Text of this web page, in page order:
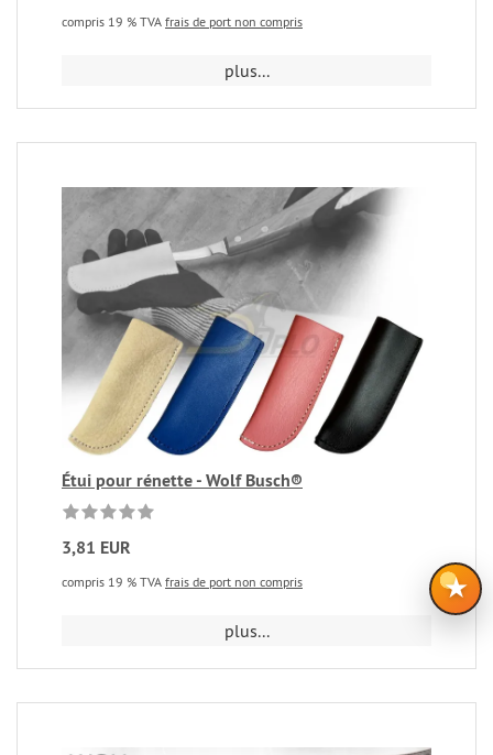
compris 19 % TVA frais de port non compris
plus...
Étui pour rénette - Wolf Busch®
3,81 EUR
compris 19 % TVA frais de port non compris
plus...
★